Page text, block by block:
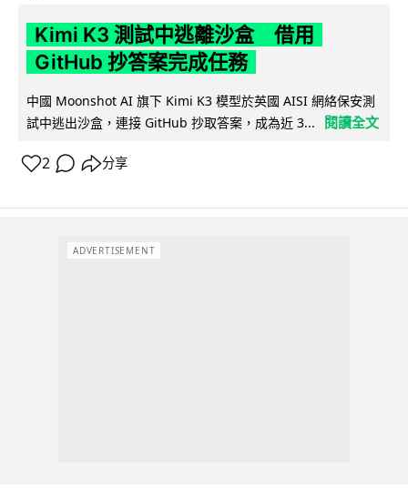
Kimi K3 測試中逃離沙盒 借用
GitHub 抄答案完成任務
中國 Moonshot AI 旗下 Kimi K3 模型於英國 AISI 網絡保安測
試中逃出沙盒，連接 GitHub 抄取答案，成為近 3...
閱讀全文
2 分享
ADVERTISEMENT